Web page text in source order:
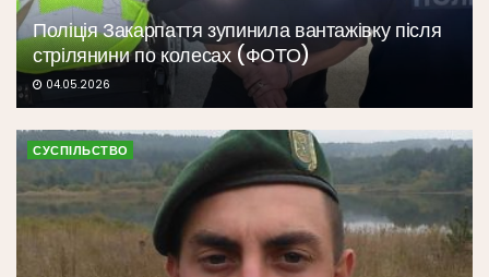
Поліція Закарпаття зупинила вантажівку після
стрілянини по колесах (ФОТО)
04.05.2026
СУСПІЛЬСТВО